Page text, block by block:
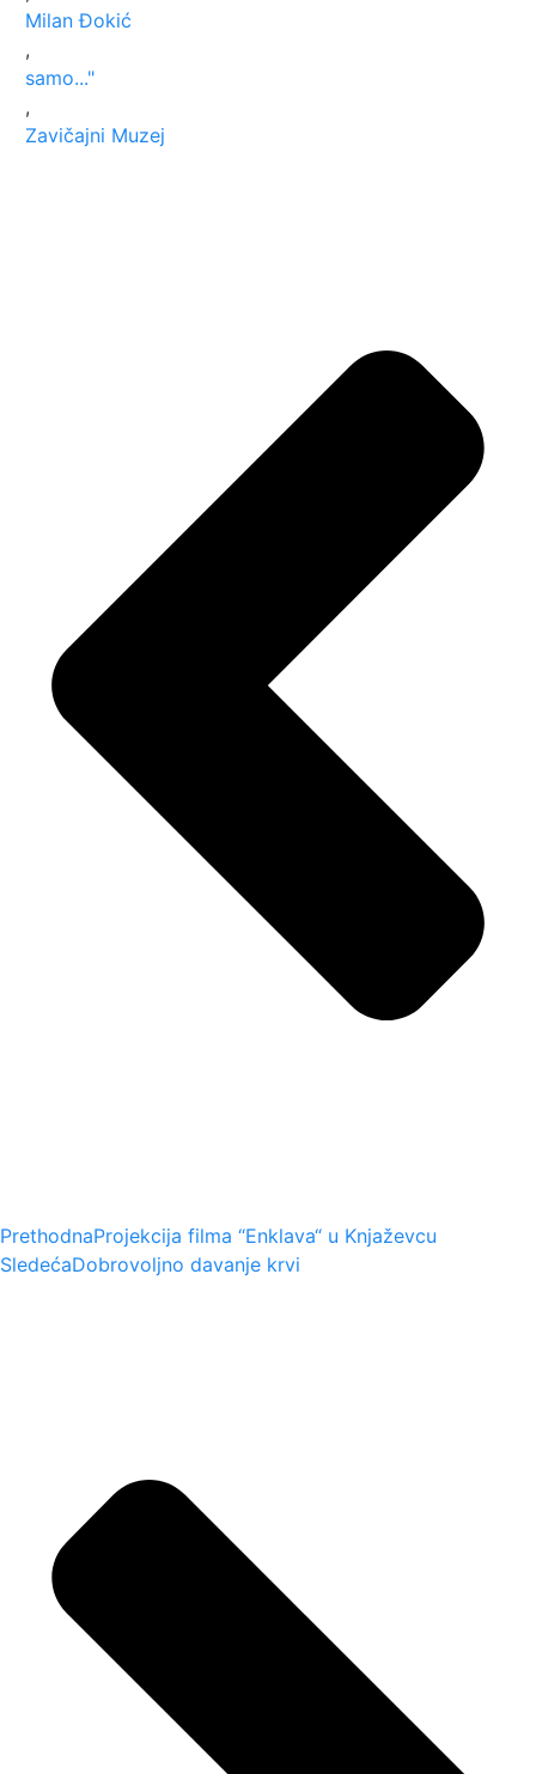
Milan Đokić
,
samo..."
,
Zavičajni Muzej
PrethodnaProjekcija filma “Enklava“ u Knjaževcu
SledećaDobrovoljno davanje krvi